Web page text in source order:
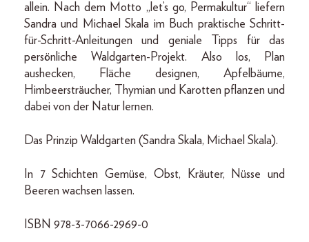
allein. Nach dem Motto „let’s go, Permakultur“ liefern
Sandra und Michael Skala im Buch praktische Schritt-
für-Schritt-Anleitungen und geniale Tipps für das
persönliche Waldgarten-Projekt. Also los, Plan
aushecken, Fläche designen, Apfelbäume,
Himbeersträucher, Thymian und Karotten pflanzen und
dabei von der Natur lernen.
Das Prinzip Waldgarten (Sandra Skala, Michael Skala).
In 7 Schichten Gemüse, Obst, Kräuter, Nüsse und
Beeren wachsen lassen.
ISBN 978-3-7066-2969-0